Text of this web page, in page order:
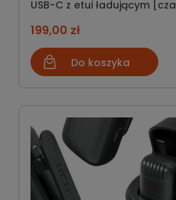
USB-C z etui ładującym
199,00 zł
Do koszyka